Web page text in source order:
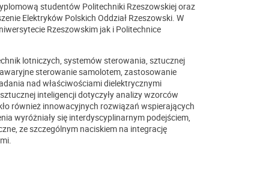
studentów Politechniki Rzeszowskiej oraz
Elektryków Polskich Oddział Rzeszowski. W
Rzeszowskim jak i Politechnice
lotniczych, systemów sterowania, sztucznej
sterowanie samolotem, zastosowanie
nad właściwościami dielektrycznymi
inteligencji dotyczyły analizy wzorców
również innowacyjnych rozwiązań wspierających
wyróżniały się interdyscyplinarnym podejściem,
ze szczególnym naciskiem na integrację